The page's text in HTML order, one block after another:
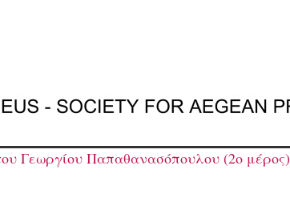
Γεωργίου Παπαθανασόπουλου (2ο μέρος)